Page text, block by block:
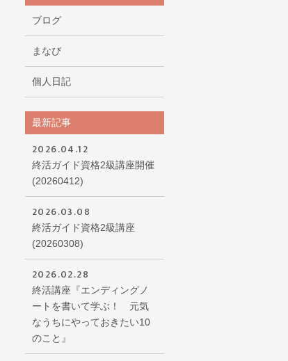
ブログ
まなび
個人日記
最新記事
2026.04.12
終活ガイド資格2級講座開催
(20260412)
2026.03.08
終活ガイド資格2級講座
(20260308)
2026.02.28
終活講座『エンディングノ
ートを書いて学ぶ！ 元気
なうちにやっておきたい10
のこと』